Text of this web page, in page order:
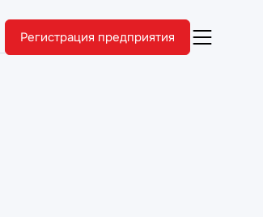
Регистрация предприятия